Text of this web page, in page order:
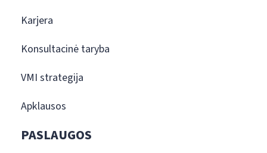
Karjera
Konsultacinė taryba
VMI strategija
Apklausos
PASLAUGOS